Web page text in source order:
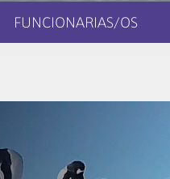
FUNCIONARIAS/OS